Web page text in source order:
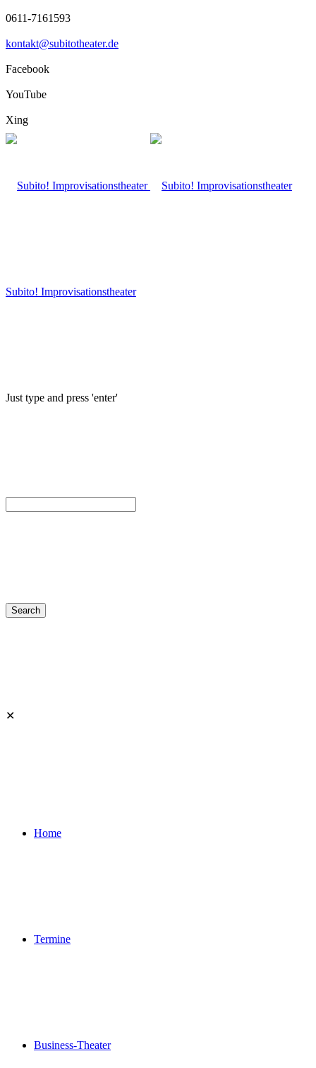
0611-7161593
kontakt@subitotheater.de
Facebook
YouTube
Xing
Subito! Improvisationstheater
Just type and press 'enter'
✕
Home
Termine
Business-Theater